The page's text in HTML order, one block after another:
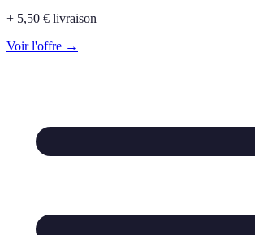
+ 5,50 € livraison
Voir l'offre →